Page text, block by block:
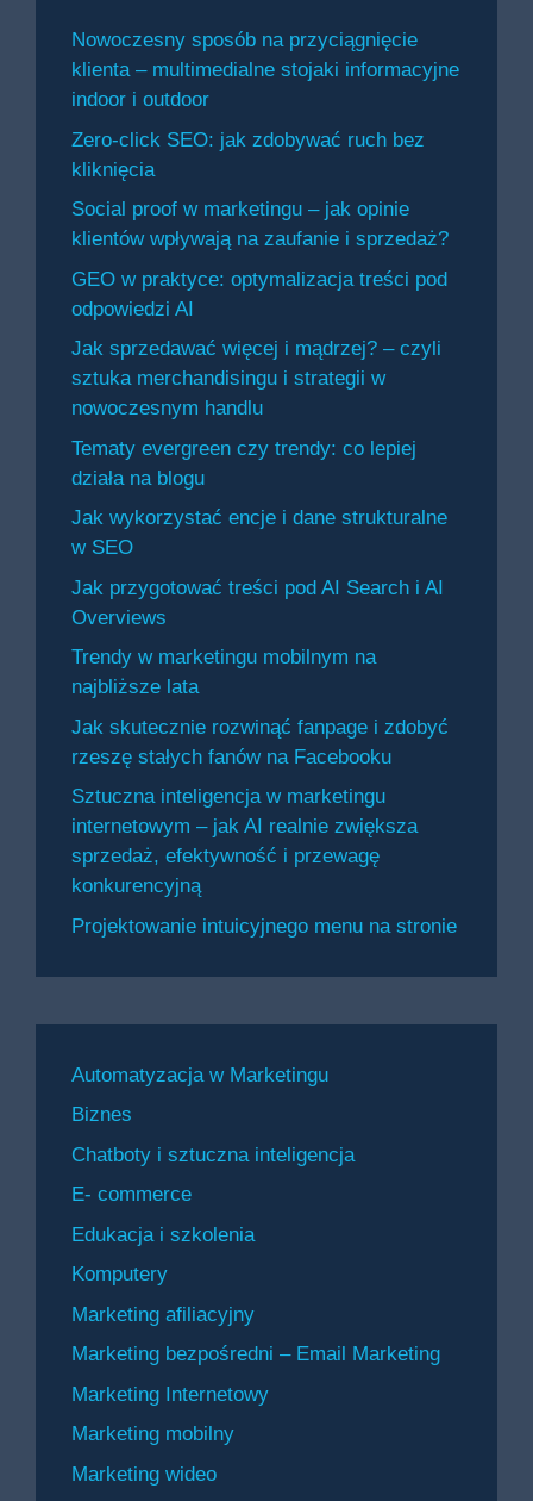
Nowoczesny sposób na przyciągnięcie
klienta – multimedialne stojaki informacyjne
indoor i outdoor
Zero-click SEO: jak zdobywać ruch bez
kliknięcia
Social proof w marketingu – jak opinie
klientów wpływają na zaufanie i sprzedaż?
GEO w praktyce: optymalizacja treści pod
odpowiedzi AI
Jak sprzedawać więcej i mądrzej? – czyli
sztuka merchandisingu i strategii w
nowoczesnym handlu
Tematy evergreen czy trendy: co lepiej
działa na blogu
Jak wykorzystać encje i dane strukturalne
w SEO
Jak przygotować treści pod AI Search i AI
Overviews
Trendy w marketingu mobilnym na
najbliższe lata
Jak skutecznie rozwinąć fanpage i zdobyć
rzeszę stałych fanów na Facebooku
Sztuczna inteligencja w marketingu
internetowym – jak AI realnie zwiększa
sprzedaż, efektywność i przewagę
konkurencyjną
Projektowanie intuicyjnego menu na stronie
Automatyzacja w Marketingu
Biznes
Chatboty i sztuczna inteligencja
E- commerce
Edukacja i szkolenia
Komputery
Marketing afiliacyjny
Marketing bezpośredni – Email Marketing
Marketing Internetowy
Marketing mobilny
Marketing wideo